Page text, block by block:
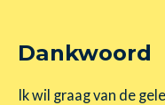
Dankwoord
Ik wil graag van de